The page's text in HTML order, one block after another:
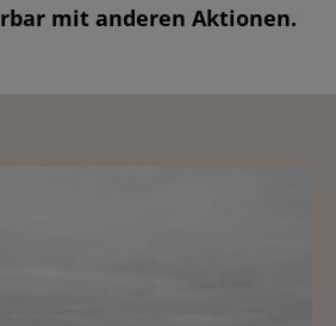
mit anderen Aktionen.